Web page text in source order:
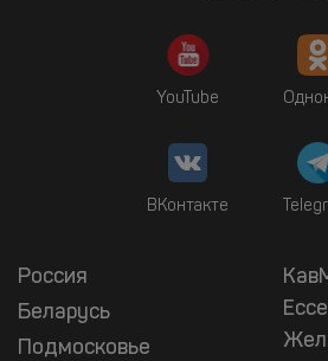
YouTube
ВКонтакте
Россия
Беларусь
Подмосковье